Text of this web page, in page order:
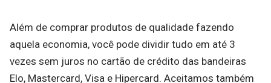
Além de comprar produtos de qualidade fazendo
aquela economia, você pode dividir tudo em até 3
vezes sem juros no cartão de crédito das bandeiras
Elo, Mastercard, Visa e Hipercard. Aceitamos também